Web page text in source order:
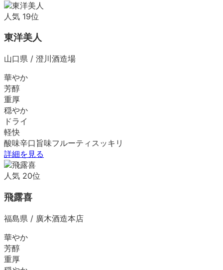
人気 19位
東洋美人
山口県 / 澄川酒造場
華やか
芳醇
重厚
穏やか
ドライ
軽快
酸味辛口 旨味フルーティ スッキリ
詳細を見る
人気 20位
飛露喜
福島県 / 廣木酒造本店
華やか
芳醇
重厚